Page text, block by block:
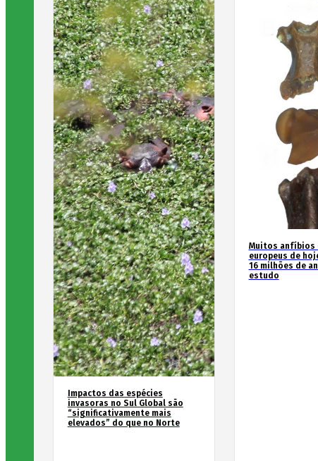
Impactos das espécies
invasoras no Sul Global são
“significativamente mais
elevados” do que no Norte
Muitos anfíbios
europeus de
16 milhões de
estudo